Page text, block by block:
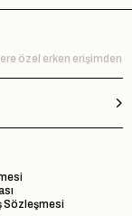
özel erken erişimden
Sözleşmesi